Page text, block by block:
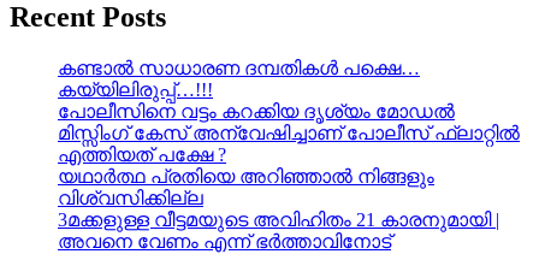
Recent Posts
കണ്ടാൽ സാധാരണ ദമ്പതികൾ പക്ഷെ…
കയ്യിലിരുപ്പ്…!!!
പോലീസിനെ വട്ടം കറക്കിയ ദൃശ്യം മോഡല്‍
മിസ്സിംഗ് കേസ് അന്വേഷിച്ചാണ് പോലീസ് ഫ്ലാറ്റിൽ
എത്തിയത് പക്ഷേ ?
യഥാർത്ഥ പ്രതിയെ അറിഞ്ഞാൽ നിങ്ങളും
വിശ്വസിക്കില്ല
3മക്കളുള്ള വീട്ടമയുടെ അവിഹിതം 21 കാരനുമായി |
അവനെ വേണം എന്ന് ഭർത്താവിനോട്